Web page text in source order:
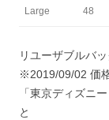
Large 48
リユーザブルバ
※2019/09/02 価
「東京ディズニ
と